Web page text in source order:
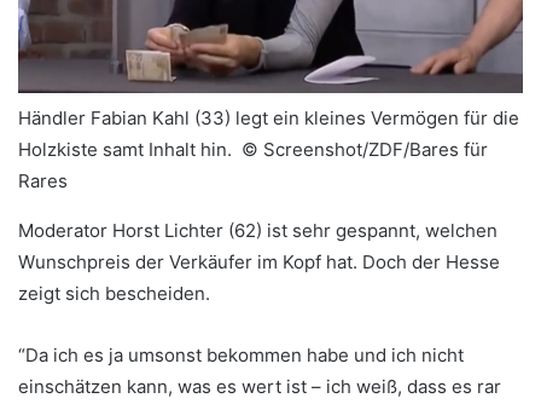
Händler Fabian Kahl (33) legt ein kleines Vermögen für die
Holzkiste samt Inhalt hin. © Screenshot/ZDF/Bares für
Rares
Moderator Horst Lichter (62) ist sehr gespannt, welchen
Wunschpreis der Verkäufer im Kopf hat. Doch der Hesse
zeigt sich bescheiden.
“Da ich es ja umsonst bekommen habe und ich nicht
einschätzen kann, was es wert ist – ich weiß, dass es rar